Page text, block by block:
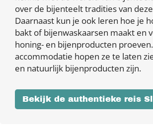
over de bijenteelt tradities van
Daarnaast kun je ook leren hoe je
bakt of bijenwaskaarsen maakt en
honing- en bijenproducten
accommodatie hopen ze te laten
en natuurlijk bijenproducten zijn.
Bekijk de authentieke reis